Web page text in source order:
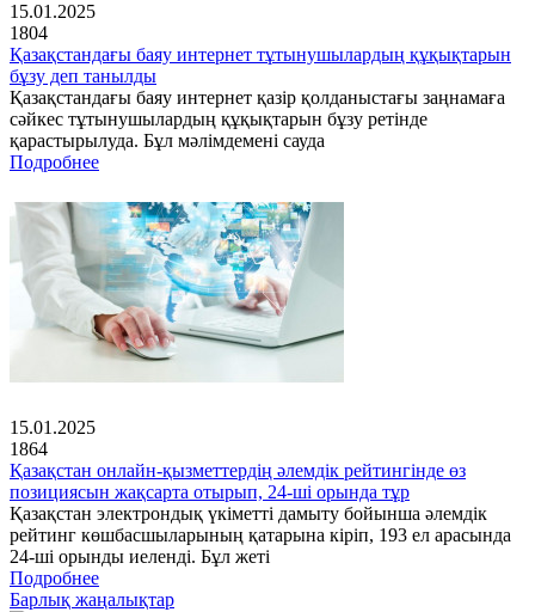
15.01.2025
1804
Қазақстандағы баяу интернет тұтынушылардың құқықтарын
бұзу деп танылды
Қазақстандағы баяу интернет қазір қолданыстағы заңнамаға
сәйкес тұтынушылардың құқықтарын бұзу ретінде
қарастырылуда. Бұл мәлімдемені сауда
Подробнее
15.01.2025
1864
Қазақстан онлайн-қызметтердің әлемдік рейтингінде өз
позициясын жақсарта отырып, 24-ші орында тұр
Қазақстан электрондық үкіметті дамыту бойынша әлемдік
рейтинг көшбасшыларының қатарына кіріп, 193 ел арасында
24-ші орынды иеленді. Бұл жеті
Подробнее
Барлық жаңалықтар